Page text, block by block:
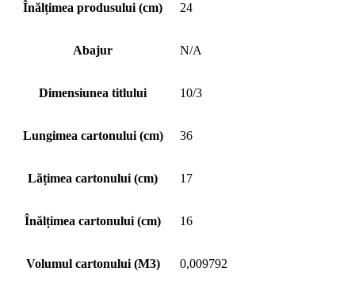
Înălțimea produsului (cm) 24
Abajur N/A
Dimensiunea titlului 10/3
Lungimea cartonului (cm) 36
Lățimea cartonului (cm) 17
Înălțimea cartonului (cm) 16
Volumul cartonului (M3) 0,009792